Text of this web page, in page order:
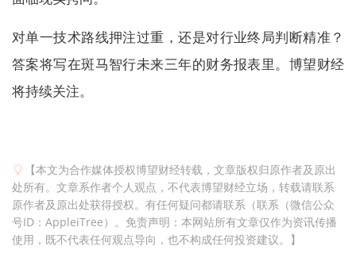
对单一技术路线押注过重，还是对行业终局判断精准？
答案将写在斑马智行未来三年的财务报表里。博望财经
将持续关注。
【本文为合作媒体授权博望财经转载，文章版权归原作者及原出
处所有。文章系作者个人观点，不代表博望财经立场，转载请联系
原作者及原出处获得授权。有任何疑问都请联系（联系（微信公众
号ID：AppleiTree）。免责声明：本网站所有文章仅作为资讯传播
使用，既不代表任何观点导向，也不构成任何投资建议。】